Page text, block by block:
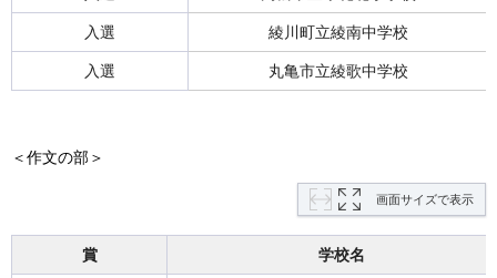
入選 綾川町立綾南中学校
入選 丸亀市立綾歌中学校
＜作文の部＞
画面サイズで表示
賞 学校名